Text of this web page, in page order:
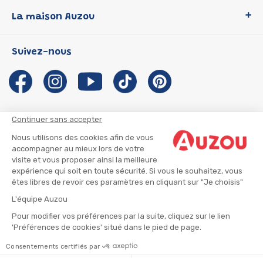
Continuer sans accepter
Nous utilisons des cookies afin de vous
accompagner au mieux lors de votre
visite et vous proposer ainsi la meilleure
expérience qui soit en toute sécurité. Si vous le souhaitez, vous
êtes libres de revoir ces paramètres en cliquant sur "Je choisis"
L'équipe Auzou
Pour modifier vos préférences par la suite, cliquez sur le lien
'Préférences de cookies' situé dans le pied de page.
Consentements certifiés par
P'tit Loup
Les Influenceuses
Migali
Petite Taupe
La maison Auzou
Notre histoire
Auzou s'engage
Auteurs et illustrateurs Auzou
Suivre mon colis
Infos consommateur
Suivez-nous
CGU
CGV
Mentions légales
© 2026 - AUZOU |